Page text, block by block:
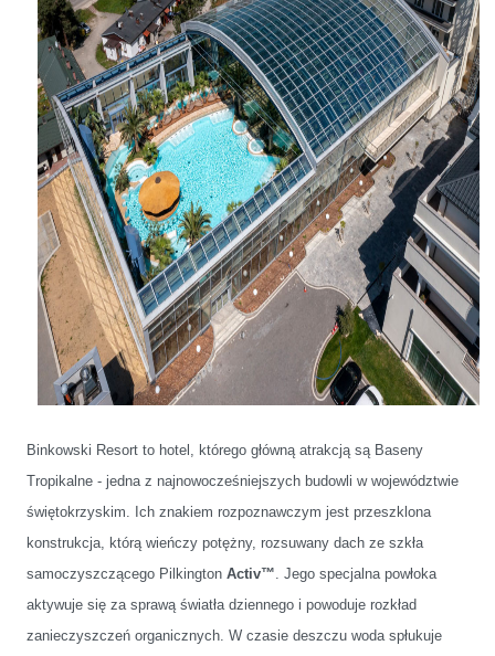
Binkowski Resort to hotel, którego główną atrakcją są Baseny
Tropikalne - jedna z najnowocześniejszych budowli w województwie
świętokrzyskim. Ich znakiem rozpoznawczym jest przeszklona
konstrukcja, którą wieńczy potężny, rozsuwany dach ze szkła
samoczyszczącego Pilkington Activ™ . Jego specjalna powłoka
aktywuje się za sprawą światła dziennego i powoduje rozkład
zanieczyszczeń organicznych. W czasie deszczu woda spłukuje